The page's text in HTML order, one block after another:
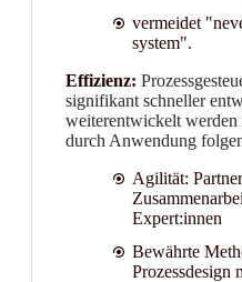
vermeidet
system".
Effizienz:
signifikant schneller
weiterentwickelt werden
durch Anwendung
Agilität:
Expert:innen
Bewährte
Prozessdesign